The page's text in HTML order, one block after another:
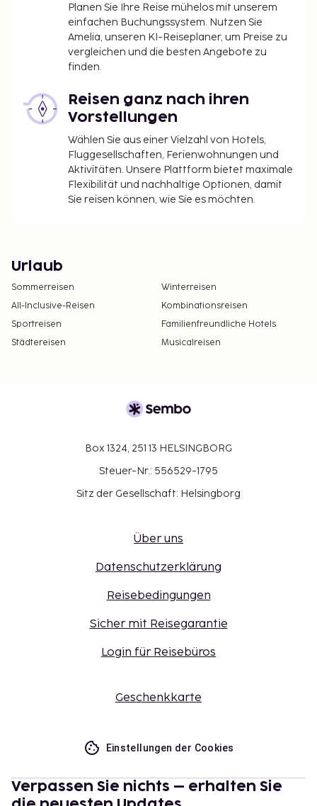
Planen Sie Ihre Reise mühelos mit unserem
einfachen Buchungssystem. Nutzen Sie
Amelia, unseren KI-Reiseplaner, um Preise zu
vergleichen und die besten Angebote zu
finden.
Reisen ganz nach ihren
Vorstellungen
Wählen Sie aus einer Vielzahl von Hotels,
Fluggesellschaften, Ferienwohnungen und
Aktivitäten. Unsere Plattform bietet maximale
Flexibilität und nachhaltige Optionen, damit
Sie reisen können, wie Sie es möchten.
Urlaub
Sommerreisen
Winterreisen
All-Inclusive-Reisen
Kombinationsreisen
Sportreisen
Familienfreundliche Hotels
Städtereisen
Musicalreisen
Box 1324, 251 13 HELSINGBORG
Steuer-Nr.: 556529-1795
Sitz der Gesellschaft: Helsingborg
Über uns
Datenschutzerklärung
Reisebedingungen
Sicher mit Reisegarantie
Login für Reisebüros
Geschenkkarte
Einstellungen der Cookies
Verpassen Sie nichts – erhalten Sie